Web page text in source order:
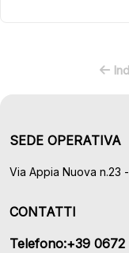
SEDE OPERATIVA
Via Appia Nuova n.23
CONTATTI
Telefono:+39 0672